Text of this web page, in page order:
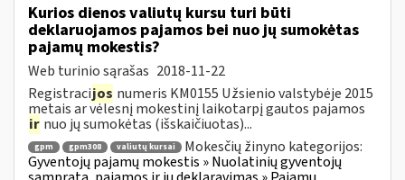
Kurios dienos valiutų kursu turi būti
deklaruojamos pajamos bei nuo jų sumokėtas
pajamų mokestis?
Web turinio sąrašas 2018-11-22
Registracijos numeris KM0155 Užsienio valstybėje 2015
metais ar vėlesnį mokestinį laikotarpį gautos pajamos
ir nuo jų sumokėtas (išskaičiuotas)...
gpm gpm308 valiutų kursai
Mokesčių žinyno kategorijos:
Gyventojų pajamų mokestis » Nuolatinių gyventojų